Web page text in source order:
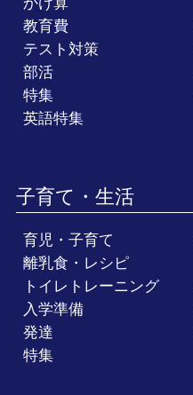
かけ算
教育費
テスト対策
部活
特集
英語特集
子育て・生活
育児・子育て
離乳食・レシピ
トイレトレーニング
入学準備
発達
特集